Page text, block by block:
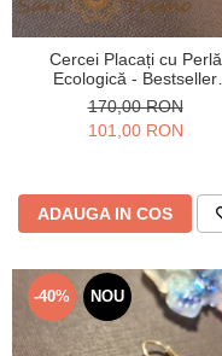
Cercei Placați cu Perlă
Ecologică - Bestseller
SaraTremo - 2.5 cm
170,00 RON
101,00 RON
ADAUGA IN COS
-40% NOU